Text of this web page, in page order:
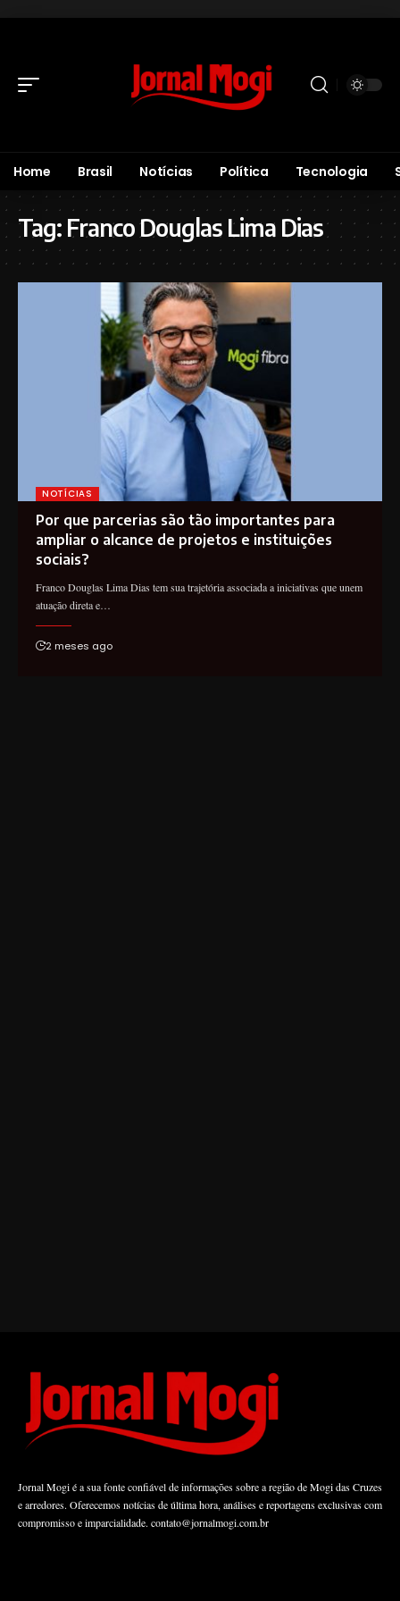
Home Brasil Notícias Política Tecnologia
Tag: Franco Douglas Lima Dias
NOTÍCIAS
Por que parcerias são tão importantes para
ampliar o alcance de projetos e instituições
sociais?
Franco Douglas Lima Dias tem sua trajetória associada a iniciativas que unem
atuação direta e…
2 meses ago
Jornal Mogi é a sua fonte confiável de informações sobre a região de Mogi das Cruzes
e arredores. Oferecemos notícias de última hora, análises e reportagens exclusivas com
compromisso e imparcialidade. contato@jornalmogi.com.br